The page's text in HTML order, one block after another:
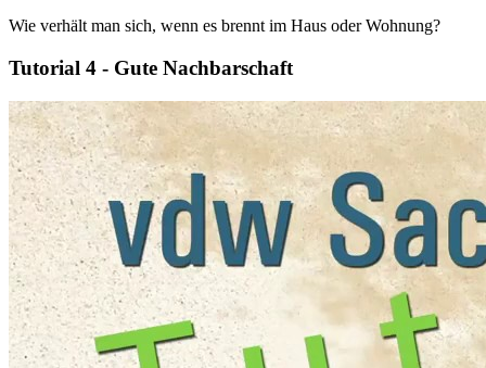
Wie verhält man sich, wenn es brennt im Haus oder Wohnung?
Tutorial 4 - Gute Nachbarschaft